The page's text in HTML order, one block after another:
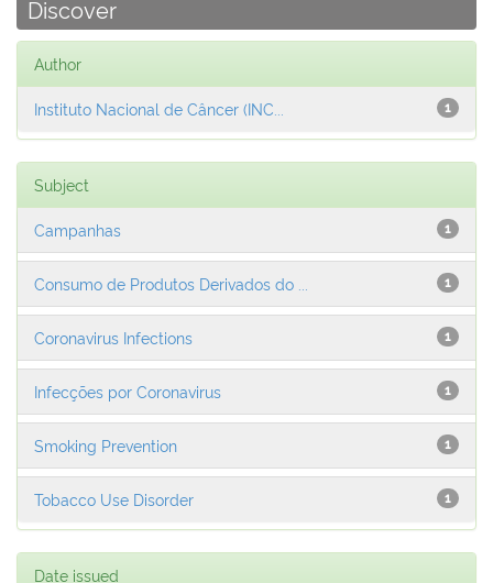
Discover
Author
1
Instituto Nacional de Câncer (INC...
Subject
1
Campanhas
1
Consumo de Produtos Derivados do ...
1
Coronavirus Infections
1
Infecções por Coronavirus
1
Smoking Prevention
1
Tobacco Use Disorder
Date issued